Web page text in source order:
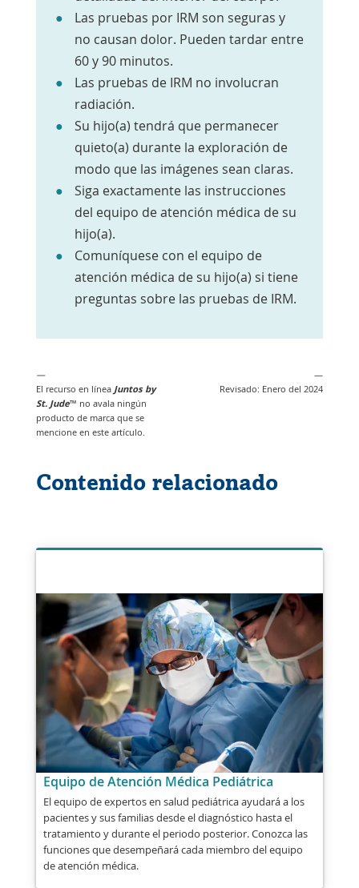
Las pruebas por IRM son seguras y
no causan dolor. Pueden tardar entre
60 y 90 minutos.
Las pruebas de IRM no involucran
radiación.
Su hijo(a) tendrá que permanecer
quieto(a) durante la exploración de
modo que las imágenes sean claras.
Siga exactamente las instrucciones
del equipo de atención médica de su
hijo(a).
Comuníquese con el equipo de
atención médica de su hijo(a) si tiene
preguntas sobre las pruebas de IRM.
—
El recurso en líneaJuntos by
St. Jude™ no avala ningún
producto de marca que se
mencione en este artículo.
—
Revisado: Enero del 2024
Contenido relacionado
Equipo de Atención Médica Pediátrica
El equipo de expertos en salud pediátrica ayudará a los
pacientes y sus familias desde el diagnóstico hasta el
tratamiento y durante el periodo posterior. Conozca las
funciones que desempeñará cada miembro del equipo
de atención médica.